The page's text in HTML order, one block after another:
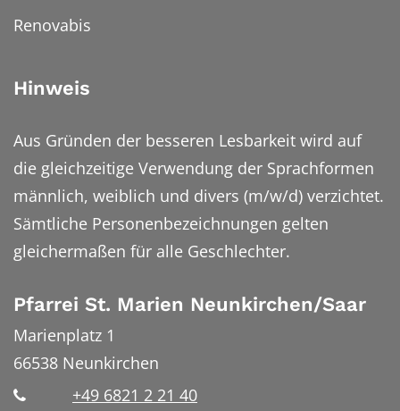
Renovabis
Hinweis
Aus Gründen der besseren Lesbarkeit wird auf
die gleichzeitige Verwendung der Sprachformen
männlich, weiblich und divers (m/w/d) verzichtet.
Sämtliche Personenbezeichnungen gelten
gleichermaßen für alle Geschlechter.
Pfarrei St. Marien Neunkirchen/Saar
Marienplatz 1
66538 Neunkirchen
+49 6821 2 21 40